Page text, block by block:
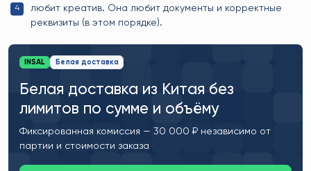
любит креатив. Она любит документы и корректные
реквизиты (в этом порядке).
INSAL Белая доставка
Белая доставка из Китая без
лимитов по сумме и объёму
Фиксированная комиссия — 30 000 ₽ независимо от
партии и стоимости заказа